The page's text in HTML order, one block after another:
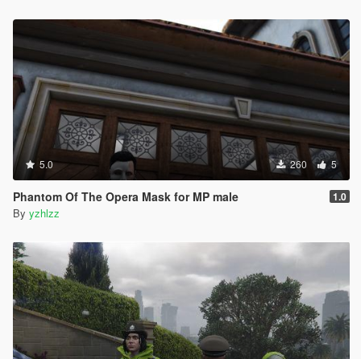
5.0 260 5
Phantom Of The Opera Mask for MP male 1.0
By yzhlzz